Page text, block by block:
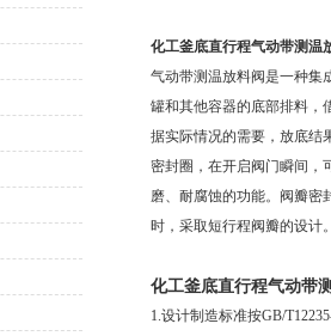
化工釜底直行程气动带测温
气动带测温放料阀是一种集
罐和其他容器的底部排料，
据实际情况的需要，放底结
密封圈，在开启阀门瞬间，
磨、耐腐蚀的功能。阀瓣密
时，采取短行程阀瓣的设计
化工釜底直行程气动带
1.设计制造标准按GB/